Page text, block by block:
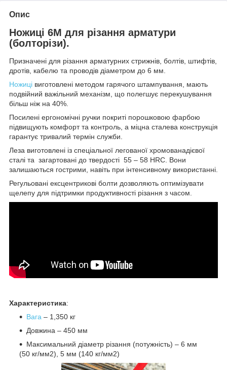
Опис
Ножиці 6М для різання арматури
(болторізи).
Призначені для різання арматурних стрижнів, болтів, штифтів,
дротів, кабелю та проводів діаметром до 6 мм.
Ножиці виготовлені методом гарячого штампування, мають
подвійний важільний механізм, що полегшує перекушування
більш ніж на 40%.
Посилені ергономічні ручки покриті порошковою фарбою
підвищують комфорт та контроль, а міцна сталева конструкція
гарантує тривалий термін служби.
Леза виготовлені із спеціальної легованої хромованадієвої
сталі та загартовані до твердості 55 – 58 HRC. Вони
залишаються гострими, навіть при інтенсивному використанні.
Регульовані ексцентрикові болти дозволяють оптимізувати
щелепу для підтримки продуктивності різання з часом.
Характеристика:
Вага – 1,350 кг
Довжина – 450 мм
Максимальний діаметр різання (потужність) – 6 мм
(50 кг/мм2), 5 мм (140 кг/мм2)